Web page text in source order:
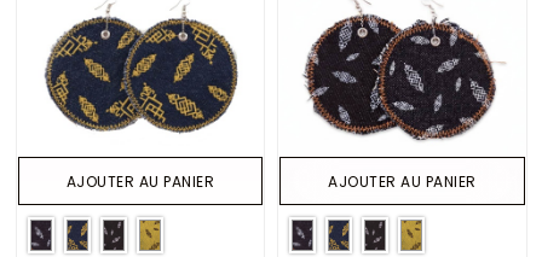
AJOUTER AU PANIER AJOUTER AU PANIER